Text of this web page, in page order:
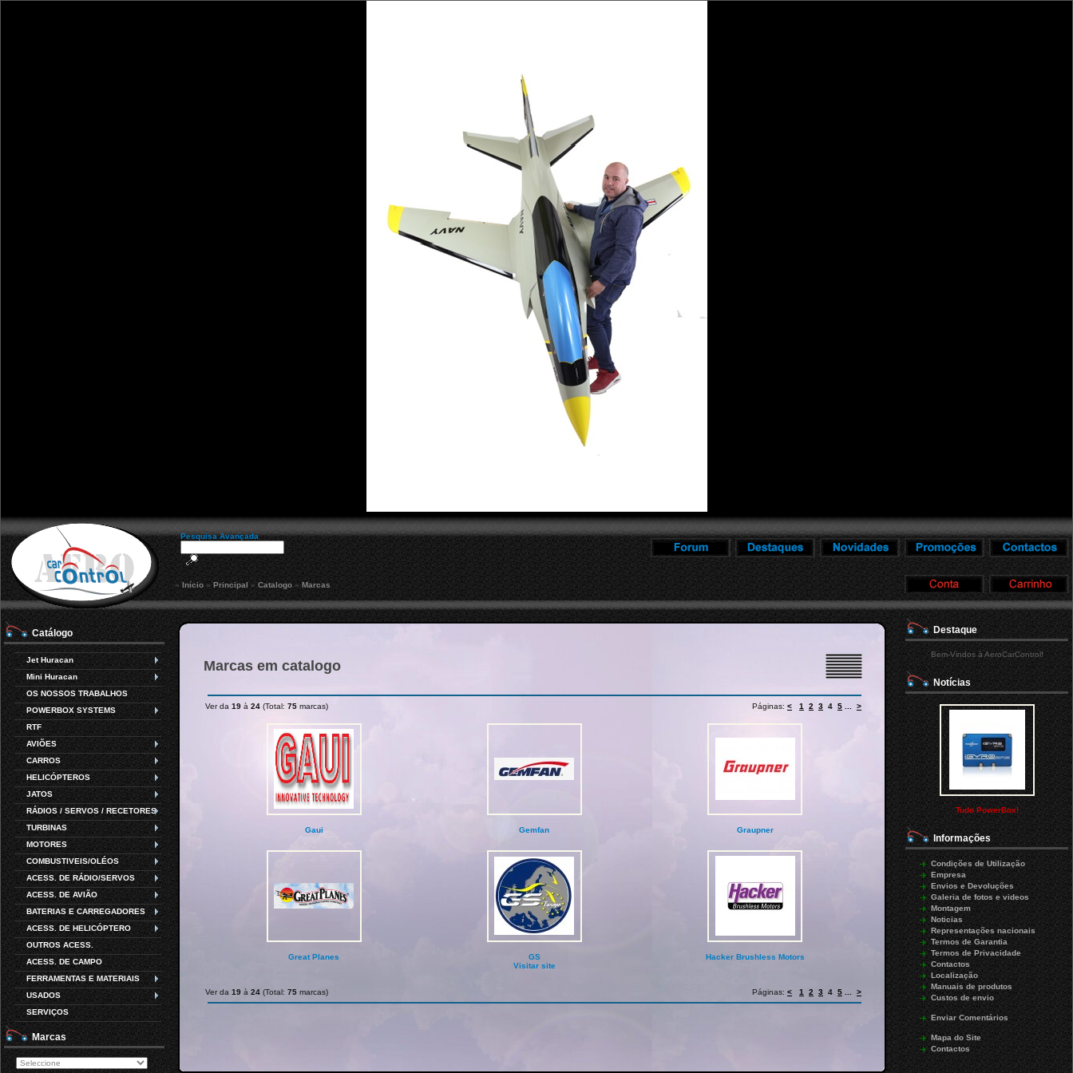
Jet Huracan
Mini Huracan
OS NOSSOS TRABALHOS
POWERBOX SYSTEMS
RTF
AVIÕES
CARROS
HELICÓPTEROS
JATOS
RÁDIOS / SERVOS / RECETORES
TURBINAS
MOTORES
COMBUSTIVEIS/OLÉOS
ACESS. DE RÁDIO/SERVOS
ACESS. DE AVIÃO
BATERIAS E CARREGADORES
ACESS. DE HELICÓPTERO
OUTROS ACESS.
ACESS. DE CAMPO
FERRAMENTAS E MATERIAIS
USADOS
SERVIÇOS
Pesquisa Avançada
» Início »Principal» Catalogo »Marcas
Catálogo
Marcas
Marcas em catalogo
Ver da 19 à 24 (Total: 75 marcas) Páginas: < 1 2 3 4 5 >
Gaui Gemfan Graupner
Great Planes
GS
Visitar site
Hacker Brushless Motors
Ver da 19 à 24 (Total: 75 marcas) Páginas: < 1 2 3 4 5 >
Destaque
Bem-Vindos à AeroCarControl!
Notícias
Tudo PowerBox!
Informações
Condições de Utilização
Empresa
Envios e Devoluções
Galeria de fotos e videos
Montagem
Noticias
Representações nacionais
Termos de Garantia
Termos de Privacidade
Contactos
Localização
Manuais de produtos
Custos de envio
Enviar Comentários
Mapa do Site
Contactos